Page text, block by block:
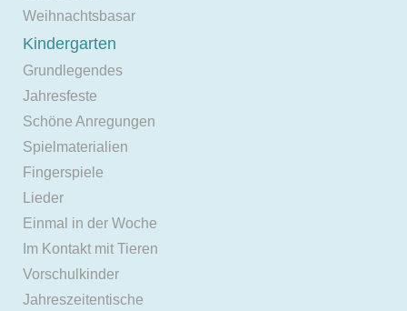
Weihnachtsbasar
Kindergarten
Grundlegendes
Jahresfeste
Schöne Anregungen
Spielmaterialien
Fingerspiele
Lieder
Einmal in der Woche
Im Kontakt mit Tieren
Vorschulkinder
Jahreszeitentische